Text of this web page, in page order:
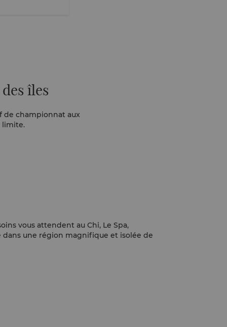
îles
de championnat aux
limite.
vous attendent au Chi, Le Spa,
une région magnifique et isolée de